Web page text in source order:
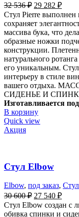
32 536₽ 29 282 ₽
Стул Pierre выполнен
сохраняет
массива бука, что
образные ножки
конструкции.
натурального
его уникальным.
интерьеру в стиле
вашего отдыха.
СИДЕНЬЕ И СПИНКА:
Изготавливается
В корзину
Quick view
Акция
Стул Elbow
Elbow, под заказ,
30 600₽ 27 540 ₽
Стул Elbow создан с
обивка спинки и